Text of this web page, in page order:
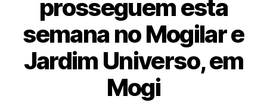
prosseguem esta
semana no Mogilar e
Jardim Universo, em
Mogi